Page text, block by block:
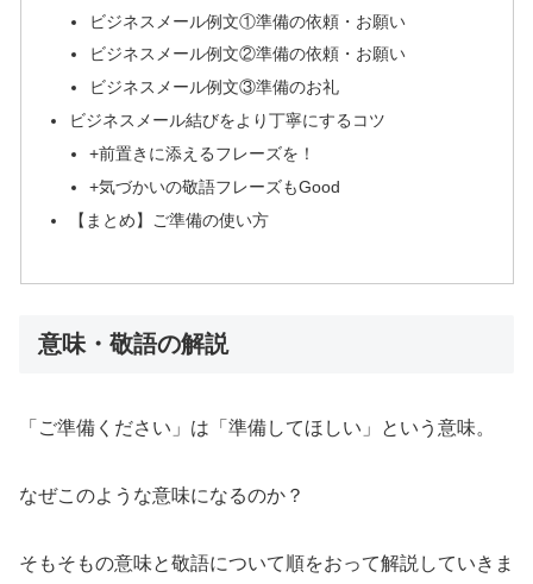
ビジネスメール例文①準備の依頼・お願い
ビジネスメール例文②準備の依頼・お願い
ビジネスメール例文③準備のお礼
ビジネスメール結びをより丁寧にするコツ
+前置きに添えるフレーズを！
+気づかいの敬語フレーズもGood
【まとめ】ご準備の使い方
意味・敬語の解説
「ご準備ください」は「準備してほしい」という意味。
なぜこのような意味になるのか？
そもそもの意味と敬語について順をおって解説していきま